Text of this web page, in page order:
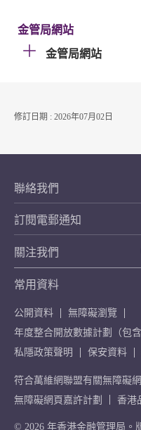
金管局網站
金管局網站
修訂日期 : 2026年07月02日
聯絡我們
訂閱電郵通知
關注我們
常用資料
公開資料
無障礙瀏覽
年度整合開放數據計劃（包
私隱政策聲明
保安資料
符合萬維網聯盟有關無障礙
無障礙網頁嘉許計劃
香港
© 2026 年香港金融管理局。